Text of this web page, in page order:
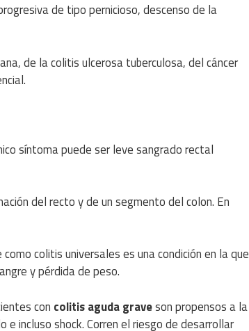
de tipo pernicioso, descenso de la
de la colitis ulcerosa tuberculosa, del cáncer
síntoma puede ser leve sangrado rectal
del recto y de un segmento del colon. En
colitis universales es una condición en la que
y pérdida de peso.
con colitis aguda graveson propensos a la
incluso shock. Corren el riesgo de desarrollar